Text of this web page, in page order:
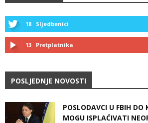
18 Sljedbenici
13 Pretplatnika
POSLJEDNJE NOVOSTI
POSLODAVCI U FBIH DO
MOGU ISPLAĆIVATI